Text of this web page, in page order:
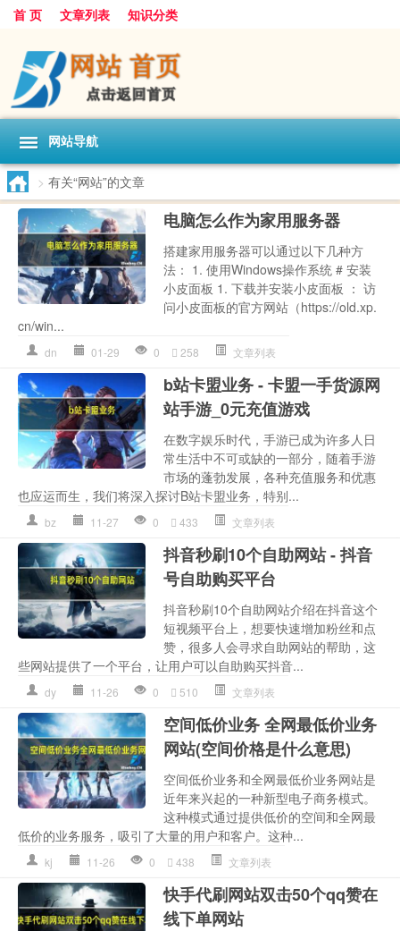
首 页 文章列表 知识分类
网站导航
> 有关“网站”的文章
电脑怎么作为家用服务器
搭建家用服务器可以通过以下几种方
法： 1. 使用Windows操作系统 # 安装
小皮面板 1. 下载并安装小皮面板 ： 访
问小皮面板的官方网站（https://old.xp.
cn/win...
dn 01-29 0 258 文章列表
b站卡盟业务 - 卡盟一手货源网
站手游_0元充值游戏
在数字娱乐时代，手游已成为许多人日
常生活中不可或缺的一部分，随着手游
市场的蓬勃发展，各种充值服务和优惠
也应运而生，我们将深入探讨B站卡盟业务，特别...
bz 11-27 0 433 文章列表
抖音秒刷10个自助网站 - 抖音
号自助购买平台
抖音秒刷10个自助网站介绍在抖音这个
短视频平台上，想要快速增加粉丝和点
赞，很多人会寻求自助网站的帮助，这
些网站提供了一个平台，让用户可以自助购买抖音...
dy 11-26 0 510 文章列表
空间低价业务 全网最低价业务
网站(空间价格是什么意思)
空间低价业务和全网最低价业务网站是
近年来兴起的一种新型电子商务模式。
这种模式通过提供低价的空间和全网最
低价的业务服务，吸引了大量的用户和客户。这种...
kj 11-26 0 438 文章列表
快手代刷网站双击50个qq赞在
线下单网站